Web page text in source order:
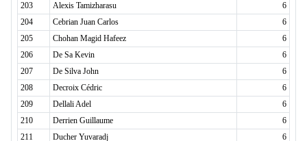
203
Alexis Tamizharasu
6
204
Cebrian Juan Carlos
6
205
Chohan Magid Hafeez
6
206
De Sa Kevin
6
207
De Silva John
6
208
Decroix Cédric
6
209
Dellali Adel
6
210
Derrien Guillaume
6
211
Ducher Yuvaradj
6